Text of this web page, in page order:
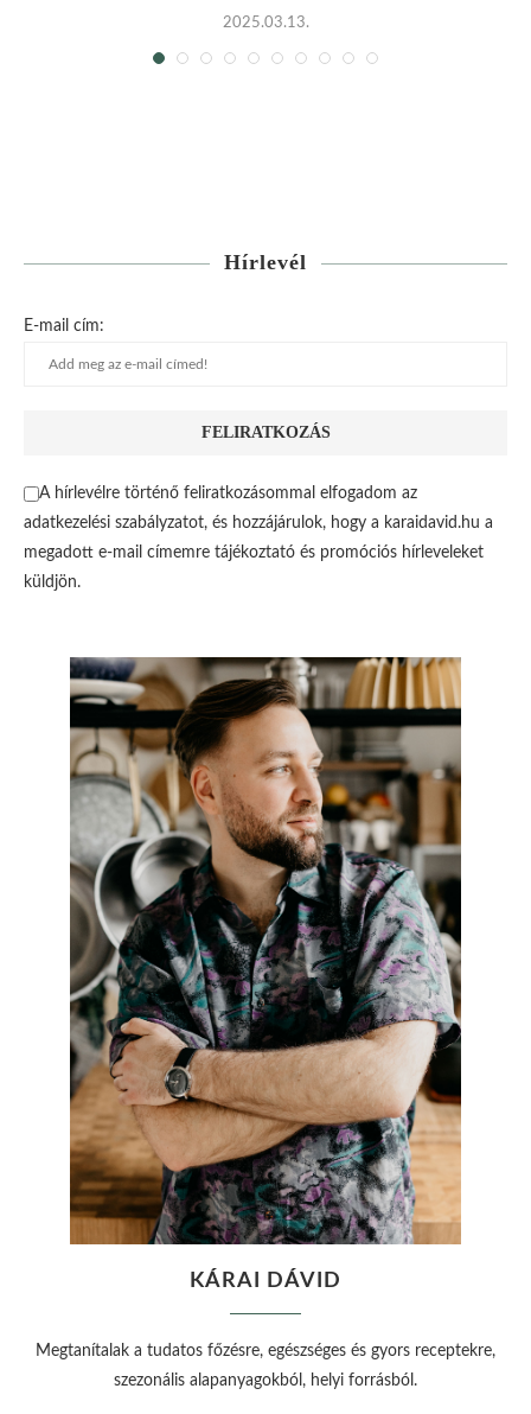
2025.03.13.
Hírlevél
E-mail cím:
A hírlevélre történő feliratkozásommal elfogadom az
adatkezelési szabályzatot, és hozzájárulok, hogy a karaidavid.hu a
megadott e-mail címemre tájékoztató és promóciós hírleveleket
küldjön.
KÁRAI DÁVID
Megtanítalak a tudatos főzésre, egészséges és gyors receptekre,
szezonális alapanyagokból, helyi forrásból.